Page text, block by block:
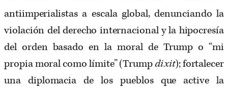
antiimperialistas a escala global, denunciando la
violación del derecho internacional y la hipocresía
del orden basado en la moral de Trump o “mi
propia moral como límite” (Trumpdixit); fortalecer
una diplomacia de los pueblos que active la